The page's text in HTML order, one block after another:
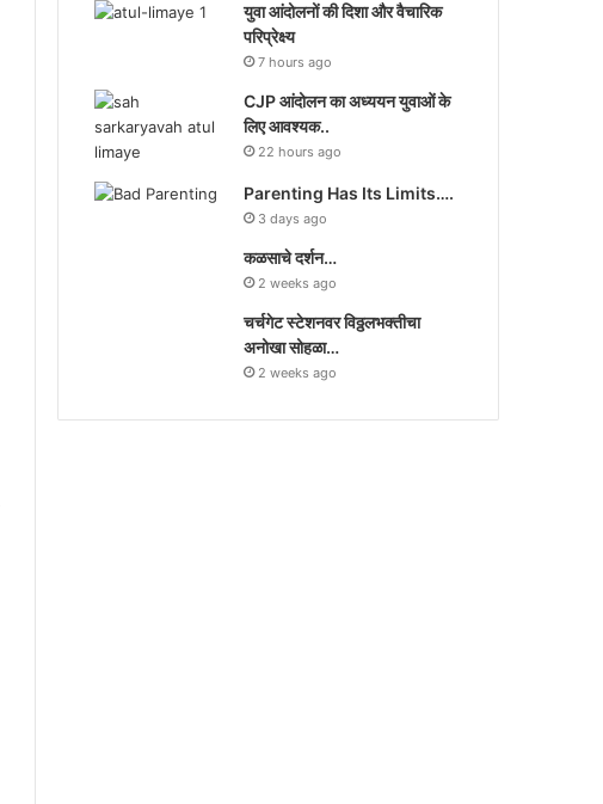
युवा आंदोलनों की दिशा और वैचारिक
परिप्रेक्ष्य
7 hours ago
CJP आंदोलन का अध्ययन युवाओं के
लिए आवश्यक..
22 hours ago
Parenting Has Its Limits….
3 days ago
कळसाचे दर्शन…
2 weeks ago
चर्चगेट स्टेशनवर विठ्ठलभक्तीचा
अनोखा सोहळा…
2 weeks ago